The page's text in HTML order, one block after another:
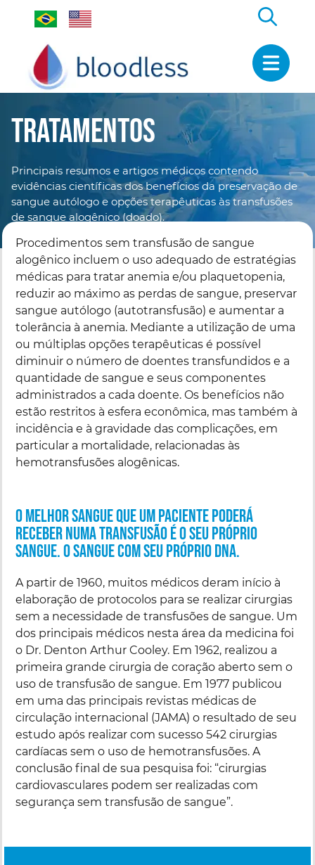
Tratamentos
Principais resumos e artigos médicos contendo
evidências científicas dos benefícios da preservação de
sangue autólogo e opções terapêuticas às transfusões
de sangue alogênico (doado).
Procedimentos sem transfusão de sangue
alogênico incluem o uso adequado de estratégias
médicas para tratar anemia e/ou plaquetopenia,
reduzir ao máximo as perdas de sangue, preservar
sangue autólogo (autotransfusão) e aumentar a
tolerância à anemia. Mediante a utilização de uma
ou múltiplas opções terapêuticas é possível
diminuir o número de doentes transfundidos e a
quantidade de sangue e seus componentes
administrados a cada doente. Os benefícios não
estão restritos à esfera econômica, mas também à
incidência e à gravidade das complicações, em
particular a mortalidade, relacionadas às
hemotransfusões alogênicas.
o melhor sangue que um paciente poderá
receber numa transfusão é o seu próprio
sangue. o sangue com seu próprio dna.
A partir de 1960, muitos médicos deram início à
elaboração de protocolos para se realizar cirurgias
sem a necessidade de transfusões de sangue. Um
dos principais médicos nesta área da medicina foi
o Dr. Denton Arthur Cooley. Em 1962, realizou a
primeira grande cirurgia de coração aberto sem o
uso de transfusão de sangue. Em 1977 publicou
em uma das principais revistas médicas de
circulação internacional (JAMA) o resultado de seu
estudo após realizar com sucesso 542 cirurgias
cardíacas sem o uso de hemotransfusões. A
conclusão final de sua pesquisa foi: “cirurgias
cardiovasculares podem ser realizadas com
segurança sem transfusão de sangue”.